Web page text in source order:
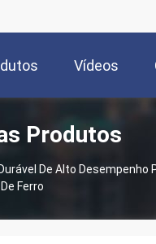
Vídeos
Produtos
De Alto Desempenho
Ferro